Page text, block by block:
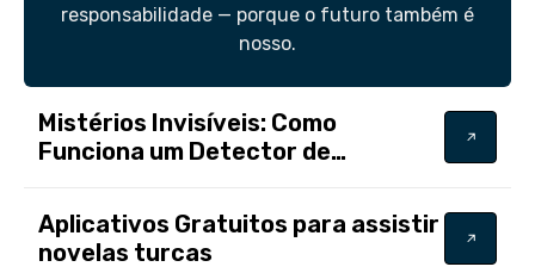
responsabilidade — porque o futuro também é
nosso.
Mistérios Invisíveis: Como
Funciona um Detector de
Aplicativos Gratuitos para assistir
novelas turcas